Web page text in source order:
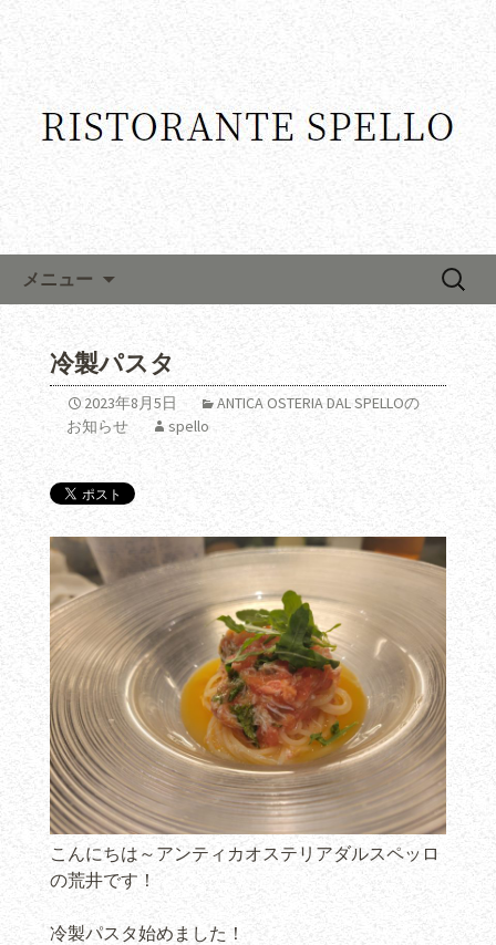
メニュー
検
冷製パスタ
2023年8月5日
ANTICA OSTERIA DAL SPELLOの
お知らせ
spello
こんにちは～アンティカオステリアダルスペッロ
の荒井です！
冷製パスタ始めました！